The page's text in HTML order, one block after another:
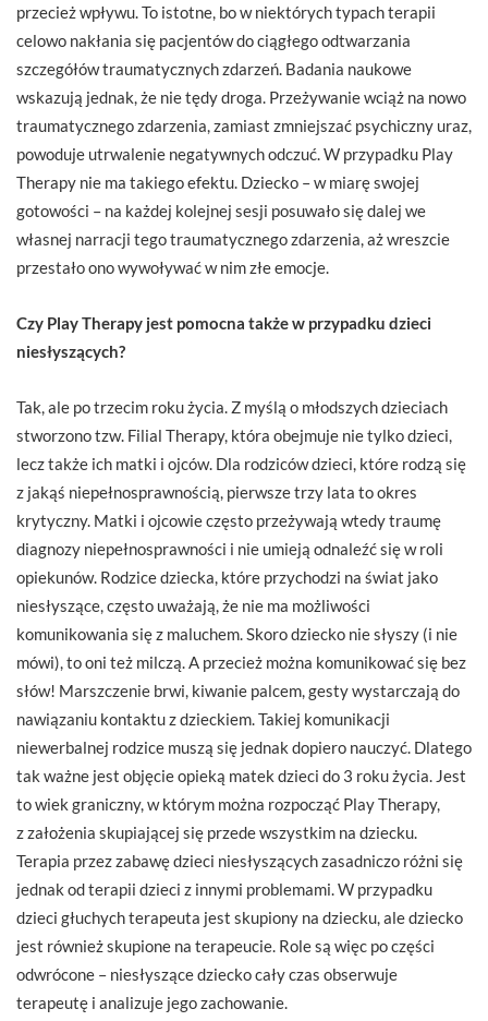
przecież wpływu. To istotne, bo w niektórych typach terapii
celowo nakłania się pacjentów do ciągłego odtwarzania
szczegółów traumatycznych zdarzeń. Badania naukowe
wskazują jednak, że nie tędy droga. Przeżywanie wciąż na nowo
traumatycznego zdarzenia, zamiast zmniejszać psychiczny uraz,
powoduje utrwalenie negatywnych odczuć. W przypadku Play
Therapy nie ma takiego efektu. Dziecko – w miarę swojej
gotowości – na każdej kolejnej sesji posuwało się dalej we
własnej narracji tego traumatycznego zdarzenia, aż wreszcie
przestało ono wywoływać w nim złe emocje.
Czy Play Therapy jest pomocna także w przypadku dzieci
niesłyszących?
Tak, ale po trzecim roku życia. Z myślą o młodszych dzieciach
stworzono tzw. Filial Therapy, która obejmuje nie tylko dzieci,
lecz także ich matki i ojców. Dla rodziców dzieci, które rodzą się
z jakąś niepełnosprawnością, pierwsze trzy lata to okres
krytyczny. Matki i ojcowie często przeżywają wtedy traumę
diagnozy niepełnosprawności i nie umieją odnaleźć się w roli
opiekunów. Rodzice dziecka, które przychodzi na świat jako
niesłyszące, często uważają, że nie ma możliwości
komunikowania się z maluchem. Skoro dziecko nie słyszy (i nie
mówi), to oni też milczą. A przecież można komunikować się bez
słów! Marszczenie brwi, kiwanie palcem, gesty wystarczają do
nawiązaniu kontaktu z dzieckiem. Takiej komunikacji
niewerbalnej rodzice muszą się jednak dopiero nauczyć. Dlatego
tak ważne jest objęcie opieką matek dzieci do 3 roku życia. Jest
to wiek graniczny, w którym można rozpocząć Play Therapy,
z założenia skupiającej się przede wszystkim na dziecku.
Terapia przez zabawę dzieci niesłyszących zasadniczo różni się
jednak od terapii dzieci z innymi problemami. W przypadku
dzieci głuchych terapeuta jest skupiony na dziecku, ale dziecko
jest również skupione na terapeucie. Role są więc po części
odwrócone – niesłyszące dziecko cały czas obserwuje
terapeutę i analizuje jego zachowanie.